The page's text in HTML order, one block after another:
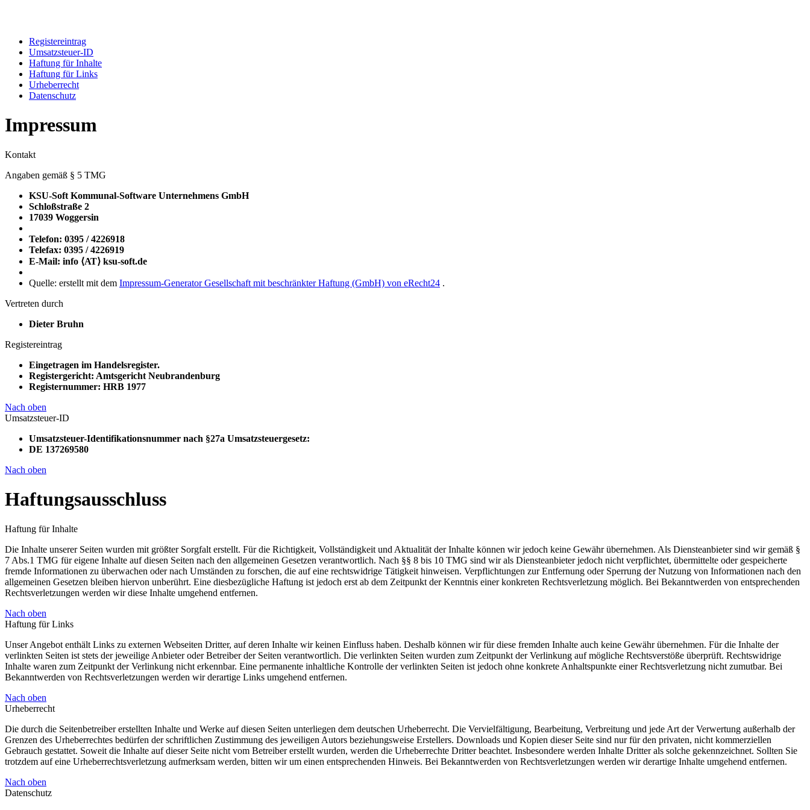
Registereintrag
Umsatzsteuer-ID
Haftung für Inhalte
Haftung für Links
Urheberrecht
Datenschutz
Impressum
Kontakt
Angaben gemäß § 5 TMG
KSU-Soft Kommunal-Software Unternehmens GmbH
Schloßstraße 2
17039 Woggersin
Telefon: 0395 / 4226918
Telefax: 0395 / 4226919
E-Mail: info ⟨ΑΤ⟩ ksu-soft.de
Quelle: erstellt mit dem Impressum-Generator Gesellschaft mit beschränkter Haftung (GmbH) von eRecht24 .
Vertreten durch
Dieter Bruhn
Registereintrag
Eingetragen im Handelsregister.
Registergericht: Amtsgericht Neubrandenburg
Registernummer: HRB 1977
Nach oben
Umsatzsteuer-ID
Umsatzsteuer-Identifikationsnummer nach §27a Umsatzsteuergesetz:
DE 137269580
Nach oben
Haftungsausschluss
Haftung für Inhalte
Die Inhalte unserer Seiten wurden mit größter Sorgfalt erstellt. Für die Richtigkeit, Vollständigkeit und Aktualität der Inhalte können wir jedoch keine Gewähr übernehmen. Als Diensteanbieter sind wir gemäß §
7 Abs.1 TMG für eigene Inhalte auf diesen Seiten nach den allgemeinen Gesetzen verantwortlich. Nach §§ 8 bis 10 TMG sind wir als Diensteanbieter jedoch nicht verpflichtet, übermittelte oder gespeicherte
fremde Informationen zu überwachen oder nach Umständen zu forschen, die auf eine rechtswidrige Tätigkeit hinweisen. Verpflichtungen zur Entfernung oder Sperrung der Nutzung von Informationen nach den
allgemeinen Gesetzen bleiben hiervon unberührt. Eine diesbezügliche Haftung ist jedoch erst ab dem Zeitpunkt der Kenntnis einer konkreten Rechtsverletzung möglich. Bei Bekanntwerden von entsprechenden
Rechtsverletzungen werden wir diese Inhalte umgehend entfernen.
Nach oben
Haftung für Links
Unser Angebot enthält Links zu externen Webseiten Dritter, auf deren Inhalte wir keinen Einfluss haben. Deshalb können wir für diese fremden Inhalte auch keine Gewähr übernehmen. Für die Inhalte der
verlinkten Seiten ist stets der jeweilige Anbieter oder Betreiber der Seiten verantwortlich. Die verlinkten Seiten wurden zum Zeitpunkt der Verlinkung auf mögliche Rechtsverstöße überprüft. Rechtswidrige
Inhalte waren zum Zeitpunkt der Verlinkung nicht erkennbar. Eine permanente inhaltliche Kontrolle der verlinkten Seiten ist jedoch ohne konkrete Anhaltspunkte einer Rechtsverletzung nicht zumutbar. Bei
Bekanntwerden von Rechtsverletzungen werden wir derartige Links umgehend entfernen.
Nach oben
Urheberrecht
Die durch die Seitenbetreiber erstellten Inhalte und Werke auf diesen Seiten unterliegen dem deutschen Urheberrecht. Die Vervielfältigung, Bearbeitung, Verbreitung und jede Art der Verwertung außerhalb der
Grenzen des Urheberrechtes bedürfen der schriftlichen Zustimmung des jeweiligen Autors beziehungsweise Erstellers. Downloads und Kopien dieser Seite sind nur für den privaten, nicht kommerziellen
Gebrauch gestattet. Soweit die Inhalte auf dieser Seite nicht vom Betreiber erstellt wurden, werden die Urheberrechte Dritter beachtet. Insbesondere werden Inhalte Dritter als solche gekennzeichnet. Sollten Sie
trotzdem auf eine Urheberrechtsverletzung aufmerksam werden, bitten wir um einen entsprechenden Hinweis. Bei Bekanntwerden von Rechtsverletzungen werden wir derartige Inhalte umgehend entfernen.
Nach oben
Datenschutz